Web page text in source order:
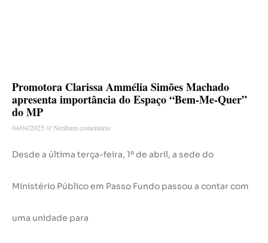
Promotora Clarissa Ammélia Simões Machado
apresenta importância do Espaço “Bem-Me-Quer”
do MP
04/04/2025 Nenhum comentário
Desde a última terça-feira, 1º de abril, a sede do
Ministério Público em Passo Fundo passou a contar com
uma unidade para